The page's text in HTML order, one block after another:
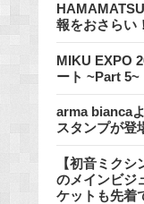
報をおさらい！
MIKU EXPO
ート ~Part 5~
arma bianca
スタンプが登
【初音ミク
のメインビジ
ケットも先着